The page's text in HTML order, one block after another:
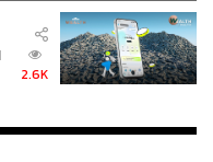
ตขับเคลื่อนด้วยการติ่ง
2.6K